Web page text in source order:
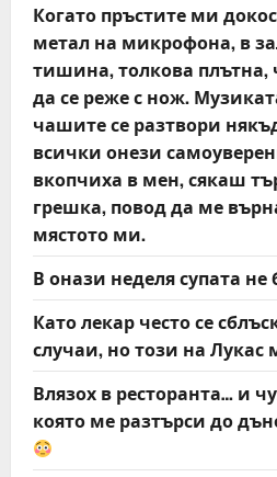
Когато пръстите ми
метал на микрофона, в
тишина, толкова
да се реже с нож.
чашите се разтвори
всички онези
вкопчиха в мен, сякаш
грешка, повод да ме
мястото ми.
В онази неделя супата не
Като лекар често се
случаи, но този на Лукас
Влязох в ресторанта… и
която ме разтърси до